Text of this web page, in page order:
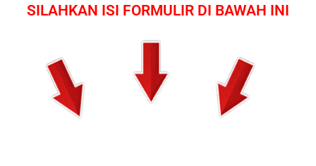
SILAHKAN ISI FORMULIR DI BAWAH INI